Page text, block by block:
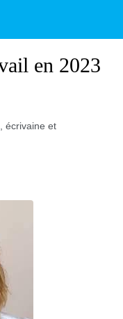
en 2023
écrivaine et